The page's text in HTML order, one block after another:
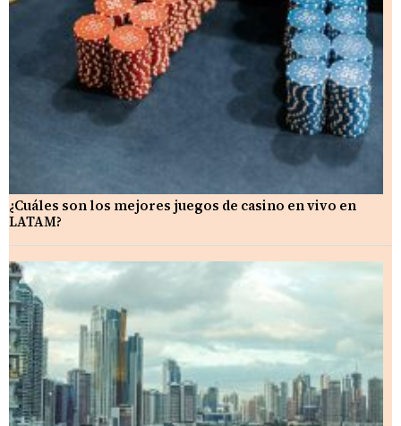
¿Cuáles son los mejores juegos de casino en vivo en
LATAM?